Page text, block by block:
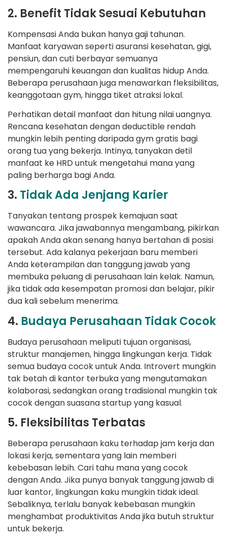
2. Benefit Tidak Sesuai Kebutuhan
Kompensasi Anda bukan hanya gaji tahunan.
Manfaat karyawan seperti asuransi kesehatan, gigi,
pensiun, dan cuti berbayar semuanya
mempengaruhi keuangan dan kualitas hidup Anda.
Beberapa perusahaan juga menawarkan fleksibilitas,
keanggotaan gym, hingga tiket atraksi lokal.
Perhatikan detail manfaat dan hitung nilai uangnya.
Rencana kesehatan dengan deductible rendah
mungkin lebih penting daripada gym gratis bagi
orang tua yang bekerja. Intinya, tanyakan detil
manfaat ke HRD untuk mengetahui mana yang
paling berharga bagi Anda.
3. Tidak Ada Jenjang Karier
Tanyakan tentang prospek kemajuan saat
wawancara. Jika jawabannya mengambang, pikirkan
apakah Anda akan senang hanya bertahan di posisi
tersebut. Ada kalanya pekerjaan baru memberi
Anda keterampilan dan tanggung jawab yang
membuka peluang di perusahaan lain kelak. Namun,
jika tidak ada kesempatan promosi dan belajar, pikir
dua kali sebelum menerima.
4. Budaya Perusahaan Tidak Cocok
Budaya perusahaan meliputi tujuan organisasi,
struktur manajemen, hingga lingkungan kerja. Tidak
semua budaya cocok untuk Anda. Introvert mungkin
tak betah di kantor terbuka yang mengutamakan
kolaborasi, sedangkan orang tradisional mungkin tak
cocok dengan suasana startup yang kasual.
5. Fleksibilitas Terbatas
Beberapa perusahaan kaku terhadap jam kerja dan
lokasi kerja, sementara yang lain memberi
kebebasan lebih. Cari tahu mana yang cocok
dengan Anda. Jika punya banyak tanggung jawab di
luar kantor, lingkungan kaku mungkin tidak ideal.
Sebaliknya, terlalu banyak kebebasan mungkin
menghambat produktivitas Anda jika butuh struktur
untuk bekerja.